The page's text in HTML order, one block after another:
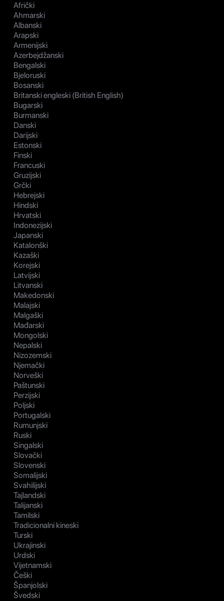
Afrički
Ahmarski
Albanski
Arapski
Armenijski
Azerbejdžanski
Bengalski
Bjeloruski
Bosanski
Britanski engleski (British English)
Bugarski
Burmanski
Danski
Darijski
Estonski
Finski
Francuski
Gruzijski
Grčki
Hebrejski
Hindski
Hrvatski
Indonezijski
Japanski
Katalonški
Kazaški
Korejski
Latvijski
Litvanski
Makedonski
Malajski
Malgaški
Mađarski
Mongolski
Nepalski
Nizozemski
Njemački
Norveški
Paštunski
Perzijski
Poljski
Portugalski
Rumunjski
Ruski
Singalski
Slovački
Slovenski
Somalijski
Svahilijski
Tajlandski
Talijanski
Tamilski
Tradicionalni kineski
Turski
Ukrajinski
Urdski
Vijetnamski
Češki
Španjolski
Švedski